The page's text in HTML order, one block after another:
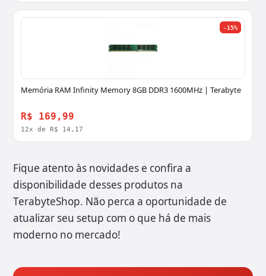
-15%
Memória RAM Infinity Memory 8GB DDR3 1600MHz | Terabyte
R$ 169,99
12x de R$ 14,17
Fique atento às novidades e confira a
disponibilidade desses produtos na
TerabyteShop. Não perca a oportunidade de
atualizar seu setup com o que há de mais
moderno no mercado!